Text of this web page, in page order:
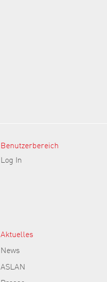
Benutzerbereich
Log In
Aktuelles
News
ASLAN